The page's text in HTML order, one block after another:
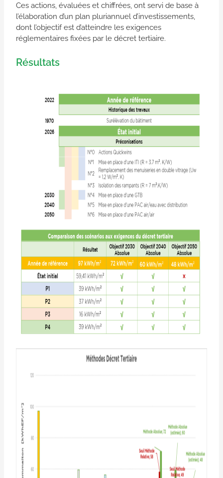
Ces actions, évaluées et chiffrées, ont servi de base à
l’élaboration d’un plan pluriannuel d’investissements,
dont l’objectif est d’atteindre les exigences
réglementaires fixées par le décret tertiaire.
Résultats